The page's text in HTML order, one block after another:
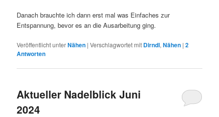
Danach brauchte ich dann erst mal was Einfaches zur
Entspannung, bevor es an die Ausarbeitung ging.
Veröffentlicht unterNähen |Verschlagwortet mit Dirndl,Nähen |2
Antworten
Aktueller Nadelblick Juni
2024